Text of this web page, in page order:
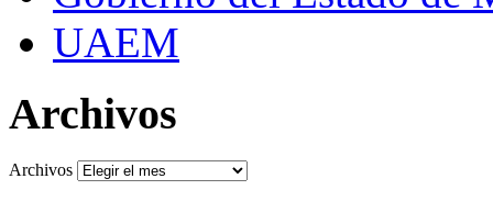
UAEM
Archivos
Archivos